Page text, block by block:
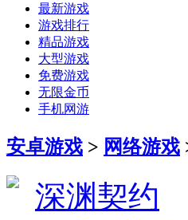
最新游戏
游戏排行
精品游戏
大型游戏
免费游戏
无限金币
手机网游
安卓游戏 > 网络游戏